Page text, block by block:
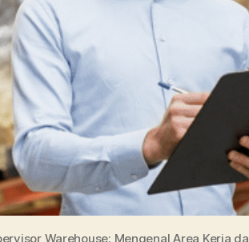
Warehouse: Mengenal Area Kerja